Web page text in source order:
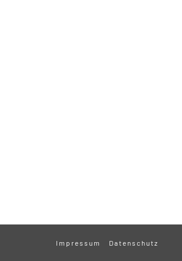
Impressum Datenschutz